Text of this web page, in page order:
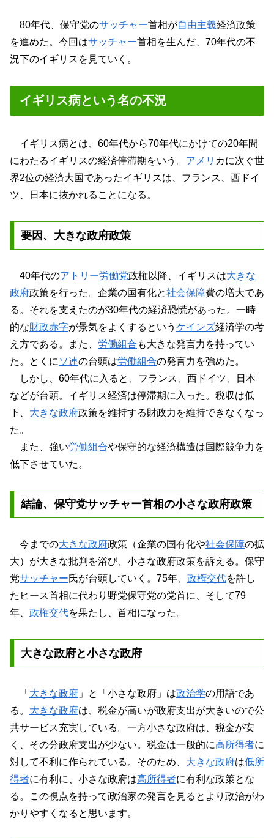
80年代、保守党のサッチャー首相が自由主義経済政策
を進めた。今回はサッチャー首相を生んだ、70年代の不
況下のイギリスを見ていく。
イギリス病という名の不況
イギリス病とは、60年代から70年代にかけての20年間
にわたるイギリスの経済停滞期をいう。 アメリ カに次ぐ世
界2位の経済大国であったイギリスは、フランス、西ドイ
ツ、日本に抜かれることになる。
要因、大きな政府政策
40年代のアトリー労働党政権以降、イギリスは大きな
政府政策を行った。企業の国有化と社会保障費の増大であ
る。それを支えたのが30年代の経済恐慌があった。一時
的な財政赤字が景気をよくするという ケインズ経済学の考
え方である。また、 労働組合 も大きな発言力を持ってい
た。とくに ソ連の台頭は労働組合の発言力を強めた。
しかし、60年代に入ると、フランス、西ドイツ、日本
などが台頭。イギリス経済は停滞期に入った。税収は低
下、 大きな政府政策を維持する財政力を維持できなくなっ
た。
また、強い労働組合や保守的な経済構造は国際競争力を
低下させていた。
結論、保守党サッチャー首相の小さな政府政策
今までの大きな政府政策（企業の国有化や社会保障の拡
大）が大きな批判を浴び、小さな政府政策を訴える。保守
党サッチャー氏が台頭していく。75年、 政権交代を許し
たヒース首相に代わり野党保守党の党首に、そして79
年、 政権交代を果たし、首相になった。
大きな政府と小さな政府
「 大きな政府 」と「小さな政府」は政治学の用語であ
る。 大きな政府は、税金が高いが政府支出が大きいので公
共サービス充実している。一方小さな政府は、税金が安
く、その分政府支出が少ない。税金は一般的に高所得者に
対して不利に作られている。そのため、 大きな政府は低所
得者に有利に、小さな政府は高所得者に有利な政策とな
る。この視点を持って政治家の発言を見るとより政治がわ
かりやすくなると思います。